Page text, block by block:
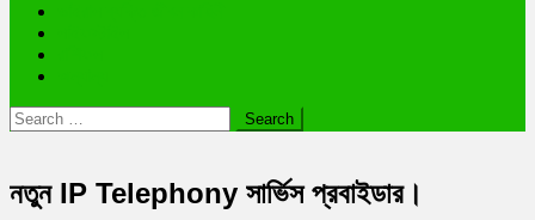
Search
for:
নতুন IP Telephony সার্ভিস প্রবাইডার।